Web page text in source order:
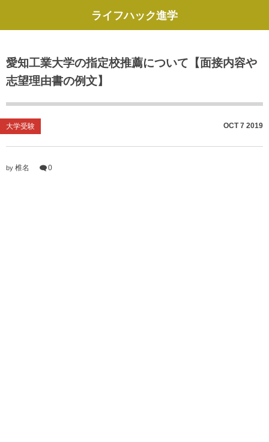
ライフハック進学
愛知工業大学の指定校推薦について【面接内容や
志望理由書の例文】
大学受験 OCT 7 2019
by 椎名 0